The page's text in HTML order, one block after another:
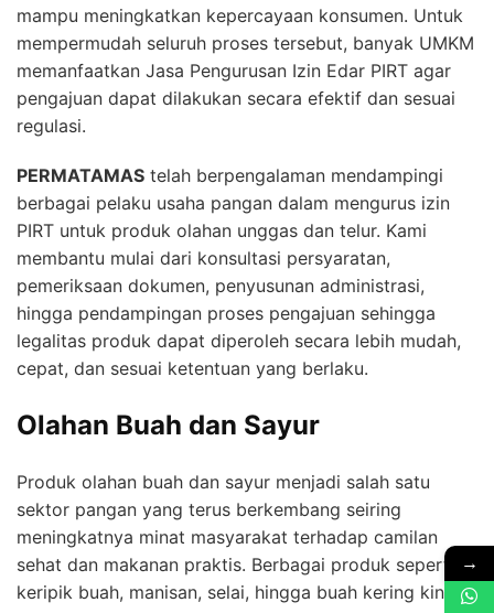
mampu meningkatkan kepercayaan konsumen. Untuk
mempermudah seluruh proses tersebut, banyak UMKM
memanfaatkan Jasa Pengurusan Izin Edar PIRT agar
pengajuan dapat dilakukan secara efektif dan sesuai
regulasi.
PERMATAMAS telah berpengalaman mendampingi
berbagai pelaku usaha pangan dalam mengurus izin
PIRT untuk produk olahan unggas dan telur. Kami
membantu mulai dari konsultasi persyaratan,
pemeriksaan dokumen, penyusunan administrasi,
hingga pendampingan proses pengajuan sehingga
legalitas produk dapat diperoleh secara lebih mudah,
cepat, dan sesuai ketentuan yang berlaku.
Olahan Buah dan Sayur
Produk olahan buah dan sayur menjadi salah satu
sektor pangan yang terus berkembang seiring
meningkatnya minat masyarakat terhadap camilan
sehat dan makanan praktis. Berbagai produk seperti
keripik buah, manisan, selai, hingga buah kering kini
→